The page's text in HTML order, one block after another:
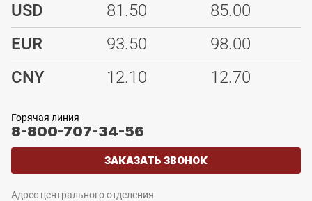
USD 81.50
85.00
EUR
93.50
98.00
CNY
12.10 12.70
Горячая линия
8-800-707-34-56
ЗАКАЗАТЬ ЗВОНОК
Адрес центрального отделения